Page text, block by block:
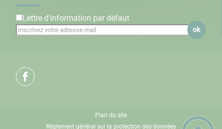
Lettre d'information par défaut
ok
Plan du site
Règlement général sur la protection des données